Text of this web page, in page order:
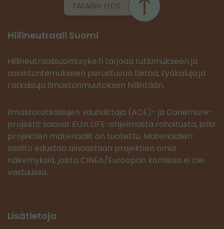
TAKAISIN YLÖS
Hiilineutraali Suomi
Hiilineutraalisuomi.syke.fi tarjoaa tutkimukseen ja
asiantuntemukseen perustuvaa tietoa, työkaluja ja
ratkaisuja ilmastonmuutoksen hillintään.
Ilmastoratkaisujen vauhdittaja (ACE)- ja Canemure-
projektit saavat EU:n LIFE-ohjelmasta rahoitusta, jolla
projektien materiaalit on tuotettu. Materiaalien
sisältö edustaa ainoastaan projektien omia
näkemyksiä, joista CINEA/Euroopan komissio ei ole
vastuussa.
Lisätietoja